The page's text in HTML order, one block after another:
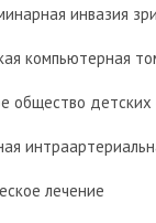
инвазия
компьютерная
общество детских
лечение